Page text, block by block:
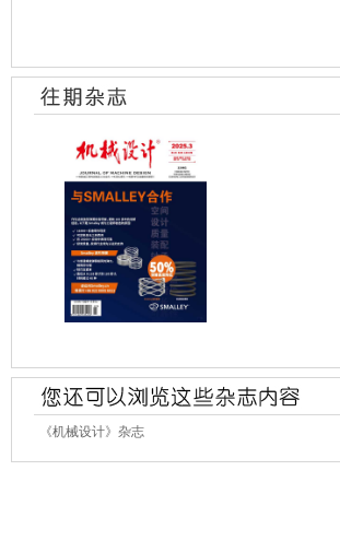
《机械设计》杂志